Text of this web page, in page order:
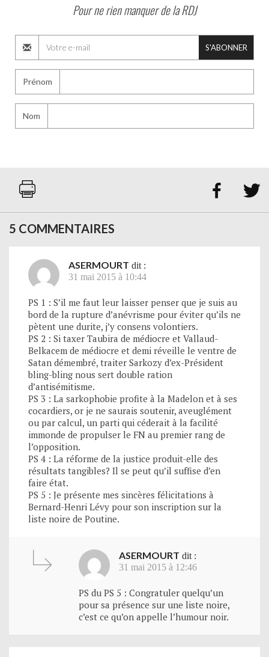
Pour ne rien manquer de la RDJ
S'ABONNER
Prénom
Nom
 
5 COMMENTAIRES
ASERMOURT dit :
31 mai 2015 à 10:44
PS 1 : S’il me faut leur laisser penser que je suis au
bord de la rupture d’anévrisme pour éviter qu’ils ne
pètent une durite, j’y consens volontiers.
PS 2 : Si taxer Taubira de médiocre et Vallaud-
Belkacem de médiocre et demi réveille le ventre de
Satan démembré, traiter Sarkozy d’ex-Président
bling-bling nous sert double ration
d’antisémitisme.
PS 3 : La sarkophobie profite à la Madelon et à ses
cocardiers, or je ne saurais soutenir, aveuglément
ou par calcul, un parti qui céderait à la facilité
immonde de propulser le FN au premier rang de
l’opposition.
PS 4 : La réforme de la justice produit-elle des
résultats tangibles? Il se peut qu’il suffise d’en
faire état.
PS 5 : Je présente mes sincères félicitations à
Bernard-Henri Lévy pour son inscription sur la
liste noire de Poutine.
ASERMOURT dit :
31 mai 2015 à 12:46
PS du PS 5 : Congratuler quelqu’un
pour sa présence sur une liste noire,
c’est ce qu’on appelle l’humour noir.